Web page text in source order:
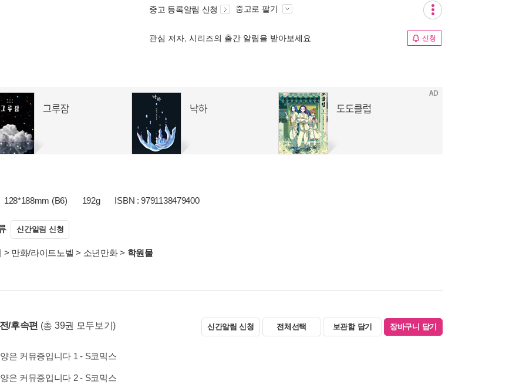
중고 등록알림 신청 중고로 팔기
관심 저자, 시리즈의 출간 알림을 받아보세요 신청
128*188mm (B6) 192g ISBN : 9791138479400
신간알림 신청
> 만화/라이트노벨 > 소년만화> 학원물
/후속편 (총 39권 모두보기) 신간알림 신청 전체선택 보관함 담기 장바구니 담기
은 커뮤증입니다 1 - S코믹스
은 커뮤증입니다 2 - S코믹스